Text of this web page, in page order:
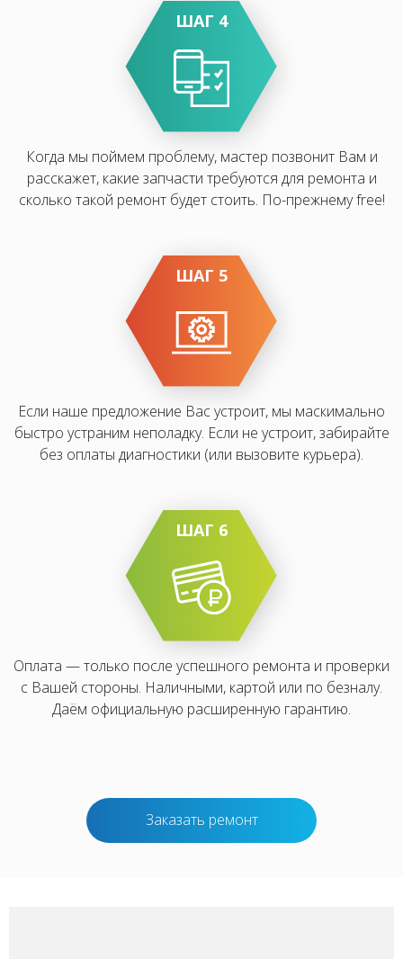
ШАГ 4
Когда мы поймем проблему, мастер позвонит Вам и
расскажет, какие запчасти требуются для ремонта и
сколько такой ремонт будет стоить. По-прежнему free!
ШАГ 5
Если наше предложение Вас устроит, мы маскимально
быстро устраним неполадку. Если не устроит, забирайте
без оплаты диагностики (или вызовите курьера).
ШАГ 6
Оплата — только после успешного ремонта и проверки
с Вашей стороны. Наличными, картой или по безналу.
Даём официальную расширенную гарантию.
Заказать ремонт